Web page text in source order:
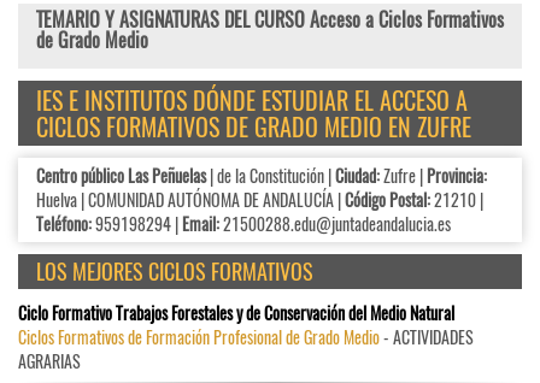
TEMARIO Y ASIGNATURAS DEL CURSO Acceso a Ciclos Formativos
de Grado Medio
IES E INSTITUTOS DÓNDE ESTUDIAR EL ACCESO A
CICLOS FORMATIVOS DE GRADO MEDIO EN ZUFRE
Centro público Las Peñuelas| de la Constitución |Ciudad:Zufre |Provincia:
Huelva | COMUNIDAD AUTÓNOMA DE ANDALUCÍA |Código Postal:21210 |
Teléfono:959198294 |Email:21500288.edu@juntadeandalucia.es
LOS MEJORES CICLOS FORMATIVOS
Ciclo Formativo Trabajos Forestales y de Conservación del Medio Natural
Ciclos Formativos de Formación Profesional de Grado Medio- ACTIVIDADES
AGRARIAS